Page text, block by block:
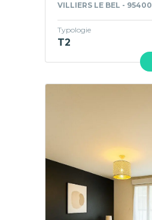
VILLIERS LE BEL - 95400
Typologie
T2